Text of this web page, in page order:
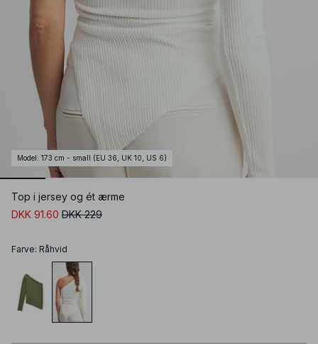
Model : 173 cm - small (EU 36, UK 10, US 6)
Top i jersey og ét ærme
DKK 91.60 DKK 229
Farve: Råhvid